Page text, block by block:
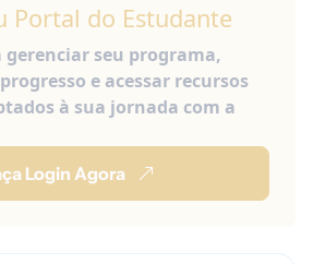
Portal do Estudante
gerenciar seu programa,
e acessar recursos
à sua jornada com a
Login Agora